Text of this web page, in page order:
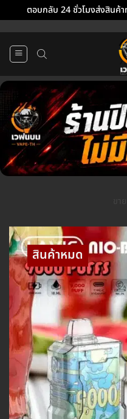
ตอบกลับ 24 ชั่วโมงส่งสินค้